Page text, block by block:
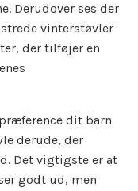
Derudover ses der
vinterstøvler
der tilføjer en
dit barn
derude, der
Det vigtigste er at
godt ud, men